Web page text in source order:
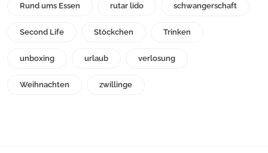
Rund ums Essen rutar lido schwangerschaft
Second Life Stöckchen Trinken
unboxing urlaub verlosung
Weihnachten zwillinge